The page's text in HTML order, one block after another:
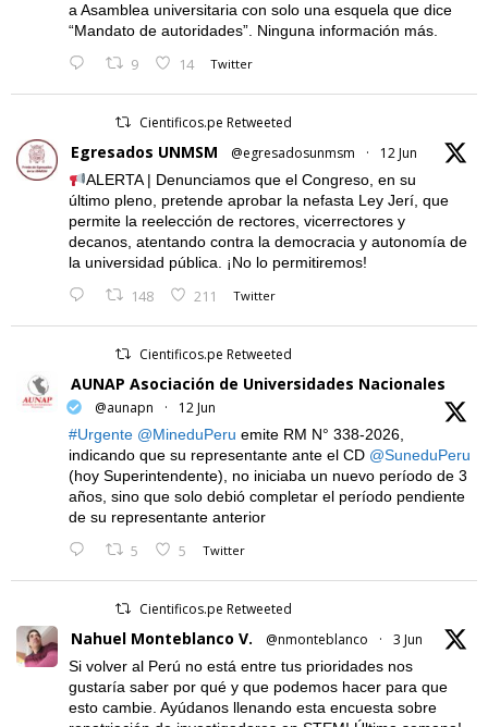
a Asamblea universitaria con solo una esquela que dice
“Mandato de autoridades”. Ninguna información más.
9 14 Twitter
Cientificos.pe Retweeted
Egresados UNMSM @egresadosunmsm · 12 Jun
ALERTA | Denunciamos que el Congreso, en su
último pleno, pretende aprobar la nefasta Ley Jerí, que
permite la reelección de rectores, vicerrectores y
decanos, atentando contra la democracia y autonomía de
la universidad pública. ¡No lo permitiremos!
148 211 Twitter
Cientificos.pe Retweeted
AUNAP Asociación de Universidades Nacionales
@aunapn · 12 Jun
#Urgente @MineduPeru emite RM N° 338-2026,
indicando que su representante ante el CD @SuneduPeru
(hoy Superintendente), no iniciaba un nuevo período de 3
años, sino que solo debió completar el período pendiente
de su representante anterior
5 5 Twitter
Cientificos.pe Retweeted
Nahuel Monteblanco V. @nmonteblanco · 3 Jun
Si volver al Perú no está entre tus prioridades nos
gustaría saber por qué y que podemos hacer para que
esto cambie. Ayúdanos llenando esta encuesta sobre